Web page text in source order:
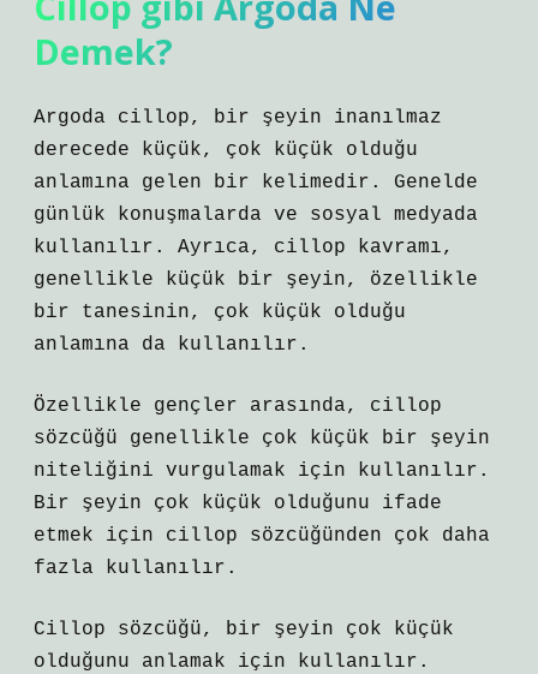
Demek?
Argoda cillop, bir şeyin inanılmaz
derecede küçük, çok küçük olduğu
anlamına gelen bir kelimedir. Genelde
günlük konuşmalarda ve sosyal medyada
kullanılır. Ayrıca, cillop kavramı,
genellikle küçük bir şeyin, özellikle
bir tanesinin, çok küçük olduğu
anlamına da kullanılır.
Özellikle gençler arasında, cillop
sözcüğü genellikle çok küçük bir şeyin
niteliğini vurgulamak için kullanılır.
Bir şeyin çok küçük olduğunu ifade
etmek için cillop sözcüğünden çok daha
fazla kullanılır.
Cillop sözcüğü, bir şeyin çok küçük
olduğunu anlamak için kullanılır.